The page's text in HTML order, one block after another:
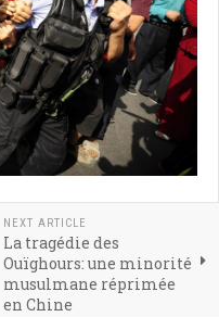
NEXT ARTICLE
La tragédie des
Ouïghours: une minorité
musulmane réprimée
en Chine